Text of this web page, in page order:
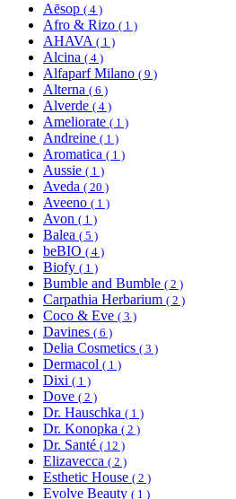
Aēsop ( 4 )
Afro & Rizo ( 1 )
AHAVA ( 1 )
Alcina ( 4 )
Alfaparf Milano ( 9 )
Alterna ( 6 )
Alverde ( 4 )
Ameliorate ( 1 )
Andreine ( 1 )
Aromatica ( 1 )
Aussie ( 1 )
Aveda ( 20 )
Aveeno ( 1 )
Avon ( 1 )
Balea ( 5 )
beBIO ( 4 )
Biofy ( 1 )
Bumble and Bumble ( 2 )
Carpathia Herbarium ( 2 )
Coco & Eve ( 3 )
Davines ( 6 )
Delia Cosmetics ( 3 )
Dermacol ( 1 )
Dixi ( 1 )
Dove ( 2 )
Dr. Hauschka ( 1 )
Dr. Konopka ( 2 )
Dr. Santé ( 12 )
Elizavecca ( 2 )
Esthetic House ( 2 )
Evolve Beauty ( 1 )